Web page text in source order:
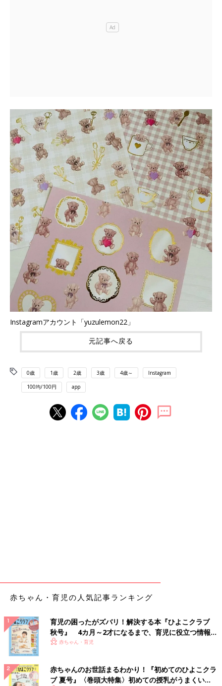
Instagramアカウント「yuzulemon22」
元記事へ戻る
0歳 1歳 2歳 3歳 4歳～ Instagram
100均/100円 app
赤ちゃん・育児の人気記事ランキング
育児の困ったがズバリ！解決する本『ひよこクラブ
秋号』 4カ月～2才になるまで、育児に役立つ情報が
いっぱい！
赤ちゃん・育児
赤ちゃんのお世話まるわかり！『初めてのひよこクラ
ブ 夏号』〈巻頭大特集〉初めての授乳がうまくい